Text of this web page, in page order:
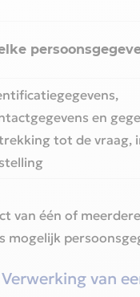
en
tot de vraag,
van één of
mogelijk
Verwerking van